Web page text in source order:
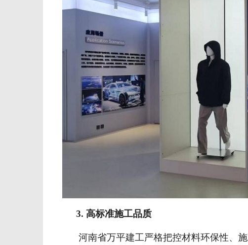
3. 高标准施工品质
河南省万平建工严格把控材料环保性、